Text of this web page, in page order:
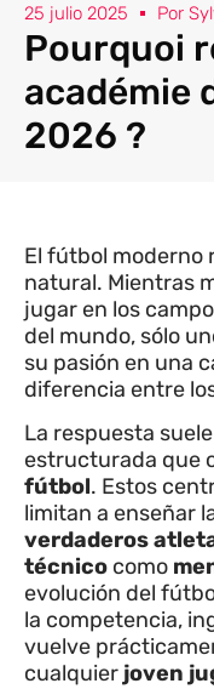
25 julio 2025 Por
Pourquoi
académie
2026 ?
El fútbol moderno
natural. Mientras
jugar en los
del mundo, sólo
su pasión en una
diferencia entre
La respuesta
estructurada que
fútbol. Estos
limitan a enseñar
verdaderos
técnico como
evolución del
la competencia,
vuelve
cualquier joven